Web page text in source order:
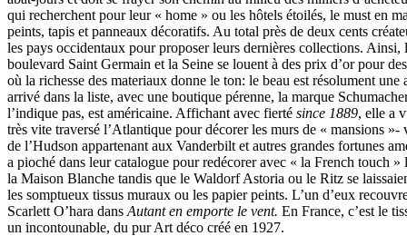
qui recherchent pour leur « home » ou les hôtels étoilés, le must en
peints, tapis et panneaux décoratifs. Au total près de deux cents
les pays occidentaux pour proposer leurs dernières collections. Ainsi,
boulevard Saint Germain et la Seine se louent à des prix d’or pour
où la richesse des materiaux donne le ton: le beau est résolument
arrivé dans la liste, avec une boutique pérenne, la marque
l’indique pas, est américaine. Affichant avec fierté since 1889, elle a
très vite traversé l’Atlantique pour décorer les murs de « mansions »-
de l’Hudson appartenant aux Vanderbilt et autres grandes fortunes
a pioché dans leur catalogue pour redécorer avec « la French touch
la Maison Blanche tandis que le Waldorf Astoria ou le Ritz se
les somptueux tissus muraux ou les papier peints. L’un d’eux
Scarlett O’hara dans Autant en emporte le vent. En France, c’est le
un incontounable, du pur Art déco créé en 1927.